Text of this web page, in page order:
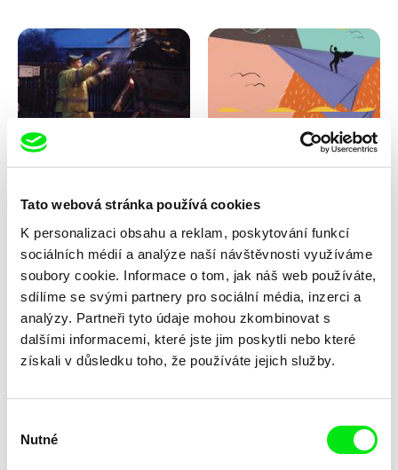
Tato webová stránka používá cookies
K personalizaci obsahu a reklam, poskytování funkcí
sociálních médií a analýze naší návštěvnosti využíváme
soubory cookie. Informace o tom, jak náš web používáte,
sdílíme se svými partnery pro sociální média, inzerci a
analýzy. Partneři tyto údaje mohou zkombinovat s
dalšími informacemi, které jste jim poskytli nebo které
získali v důsledku toho, že používáte jejich služby.
souhlasu
Nutné
Kryštof Zvolánek
Laila Pakalniņa